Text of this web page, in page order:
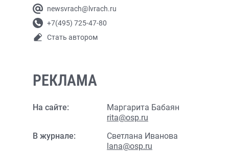
newsvrach@lvrach.ru
+7(495) 725-47-80
Стать автором
РЕКЛАМА
На сайте:
Маргарита Бабаян
rita@osp.ru
В журнале:
Светлана Иванова
lana@osp.ru